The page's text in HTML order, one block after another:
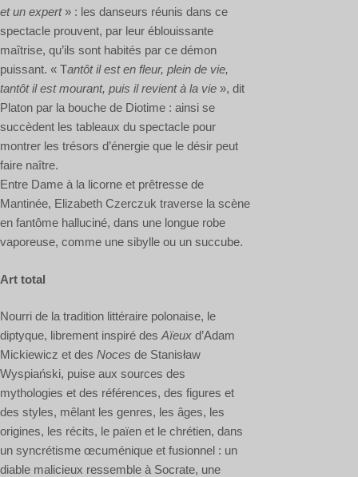
et un expert» : les danseurs réunis dans ce
spectacle prouvent, par leur éblouissante
maîtrise, qu’ils sont habités par ce démon
puissant. « Tantôt il est en fleur, plein de vie,
tantôt il est mourant, puis il revient à la vie », dit
Platon par la bouche de Diotime : ainsi se
succèdent les tableaux du spectacle pour
montrer les trésors d’énergie que le désir peut
faire naître.
Entre Dame à la licorne et prêtresse de
Mantinée, Elizabeth Czerczuk traverse la scène
en fantôme halluciné, dans une longue robe
vaporeuse, comme une sibylle ou un succube.
Art total
Nourri de la tradition littéraire polonaise, le
diptyque, librement inspiré des Aïeux d’Adam
Mickiewicz et des Noces de Stanisław
Wyspiański, puise aux sources des
mythologies et des références, des figures et
des styles, mêlant les genres, les âges, les
origines, les récits, le païen et le chrétien, dans
un syncrétisme œcuménique et fusionnel : un
diable malicieux ressemble à Socrate, une